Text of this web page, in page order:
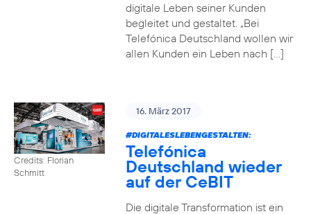
digitale Leben seiner Kunden
begleitet und gestaltet. „Bei
Telefónica Deutschland wollen wir
allen Kunden ein Leben nach […]
Credits: Florian
Schmitt
16. März 2017
#DIGITALESLEBENGESTALTEN:
Telefónica
Deutschland wieder
auf der CeBIT
Die digitale Transformation ist ein